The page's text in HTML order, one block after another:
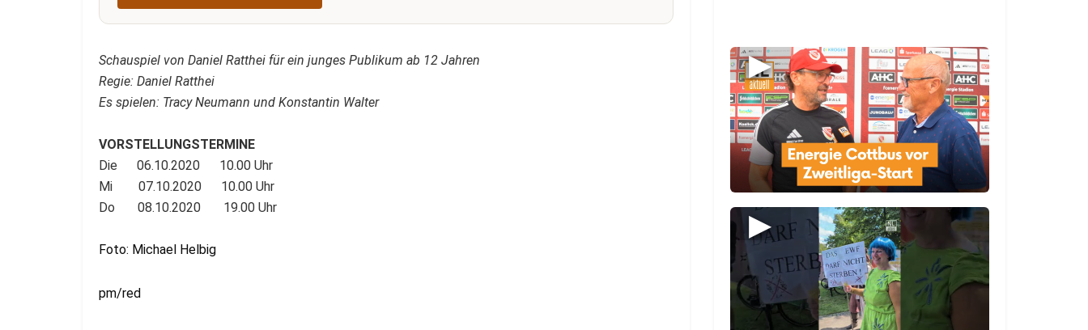
Schauspiel von Daniel Ratthei für ein junges Publikum ab 12 Jahren
Regie: Daniel Ratthei
Es spielen: Tracy Neumann und Konstantin Walter
VORSTELLUNGSTERMINE
Die 06.10.2020 10.00 Uhr
Mi 07.10.2020 10.00 Uhr
Do 08.10.2020 19.00 Uhr
Foto: Michael Helbig
pm/red
▶
▶